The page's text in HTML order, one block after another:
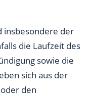
insbesondere der
die Laufzeit des
sowie die
sich aus der
den